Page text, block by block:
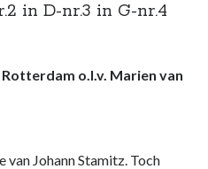
in D-nr.3 in G-nr.4
o.l.v. Marien van
Johann Stamitz. Toch